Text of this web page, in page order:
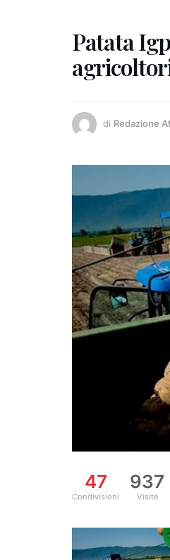
Patata
di Redazione
47
Condivisioni
937
Visite